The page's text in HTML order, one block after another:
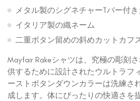
メタル製のシグネチャーTバー付
イタリア製の織ネーム
二重ボタン留めの斜めカットカフ
Mayfair Rakeシャツは、究極の彫刻
供するために設計されたウルトラフ
ーストボタンダウンカラーは洗練さ
成します。体にぴったりの快適さを